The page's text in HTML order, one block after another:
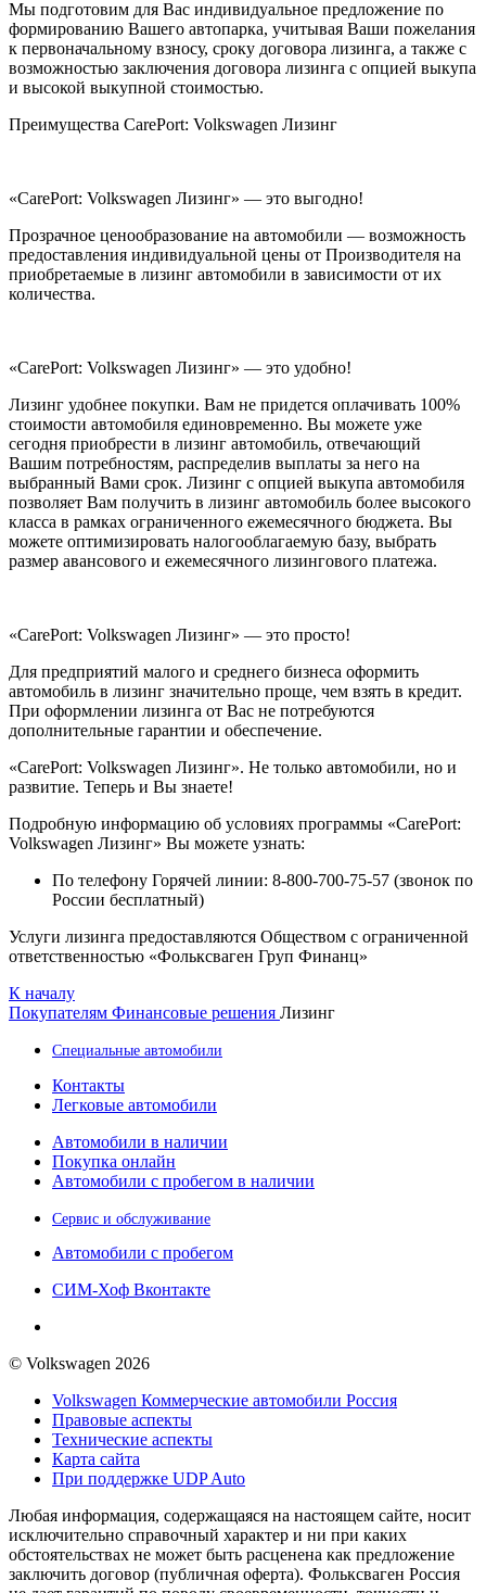
Мы подготовим для Вас индивидуальное предложение по
формированию Вашего автопарка, учитывая Ваши пожелания
к первоначальному взносу, сроку договора лизинга, а также с
возможностью заключения договора лизинга с опцией выкупа
и высокой выкупной стоимостью.
Преимущества CarePort: Volkswagen Лизинг
«CarePort: Volkswagen Лизинг» — это выгодно!
Прозрачное ценообразование на автомобили — возможность
предоставления индивидуальной цены от Производителя на
приобретаемые в лизинг автомобили в зависимости от их
количества.
«CarePort: Volkswagen Лизинг» — это удобно!
Лизинг удобнее покупки. Вам не придется оплачивать 100%
стоимости автомобиля единовременно. Вы можете уже
сегодня приобрести в лизинг автомобиль, отвечающий
Вашим потребностям, распределив выплаты за него на
выбранный Вами срок. Лизинг с опцией выкупа автомобиля
позволяет Вам получить в лизинг автомобиль более высокого
класса в рамках ограниченного ежемесячного бюджета. Вы
можете оптимизировать налогооблагаемую базу, выбрать
размер авансового и ежемесячного лизингового платежа.
«CarePort: Volkswagen Лизинг» — это просто!
Для предприятий малого и среднего бизнеса оформить
автомобиль в лизинг значительно проще, чем взять в кредит.
При оформлении лизинга от Вас не потребуются
дополнительные гарантии и обеспечение.
«CarePort: Volkswagen Лизинг». Не только автомобили, но и
развитие. Теперь и Вы знаете!
Подробную информацию об условиях программы «CarePort:
Volkswagen Лизинг» Вы можете узнать:
По телефону Горячей линии: 8-800-700-75-57 (звонок по
России бесплатный)
Услуги лизинга предоставляются Обществом с ограниченной
ответственностью «Фольксваген Груп Финанц»
К началу
Покупателям Финансовые решения Лизинг
Специальные автомобили
Контакты
Легковые автомобили
Автомобили в наличии
Покупка онлайн
Автомобили с пробегом в наличии
Сервис и обслуживание
Автомобили с пробегом
СИМ-Хоф Вконтакте
© Volkswagen 2026
Volkswagen Коммерческие автомобили Россия
Правовые аспекты
Технические аспекты
Карта сайта
При поддержке UDP Auto
Любая информация, содержащаяся на настоящем сайте, носит
исключительно справочный характер и ни при каких
обстоятельствах не может быть расценена как предложение
заключить договор (публичная оферта). Фольксваген Россия